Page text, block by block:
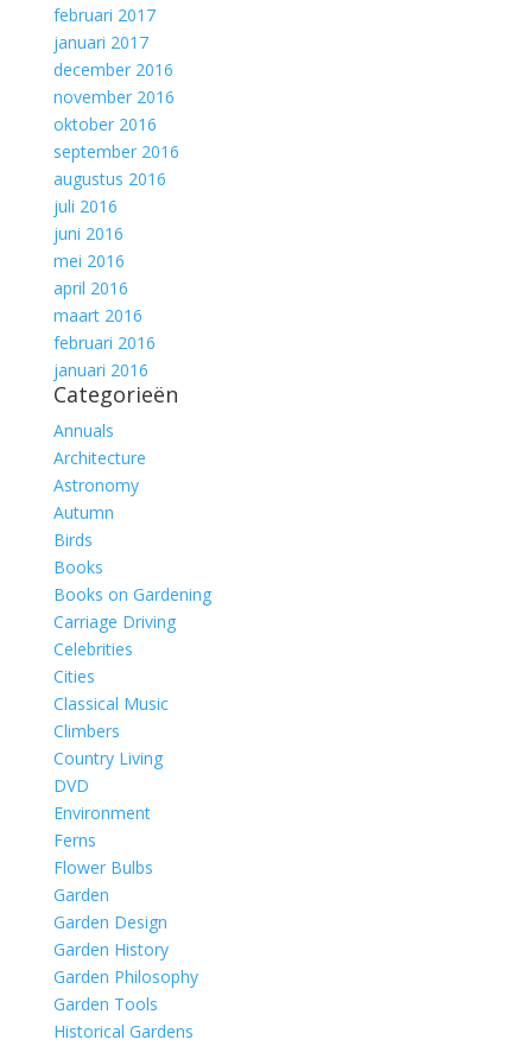
februari 2017
januari 2017
december 2016
november 2016
oktober 2016
september 2016
augustus 2016
juli 2016
juni 2016
mei 2016
april 2016
maart 2016
februari 2016
januari 2016
Categorieën
Annuals
Architecture
Astronomy
Autumn
Birds
Books
Books on Gardening
Carriage Driving
Celebrities
Cities
Classical Music
Climbers
Country Living
DVD
Environment
Ferns
Flower Bulbs
Garden
Garden Design
Garden History
Garden Philosophy
Garden Tools
Historical Gardens